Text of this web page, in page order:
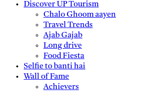
Discover UP Tourism
Chalo Ghoom aayen
Travel Trends
Ajab Gajab
Long drive
Food Fiesta
Selfie to banti hai
Wall of Fame
Achievers